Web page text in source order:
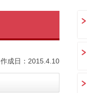
作成日：2015.4.10